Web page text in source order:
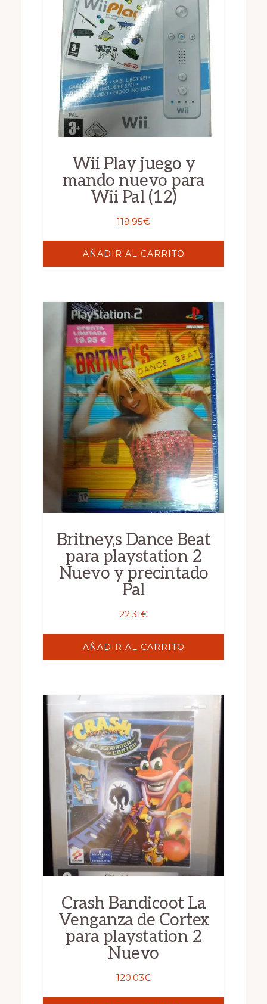
Wii Play juego y
mando nuevo para
Wii Pal (12)
119.95€
AÑADIR AL CARRITO
Britney,s Dance Beat
para playstation 2
Nuevo y precintado
Pal
22.31€
AÑADIR AL CARRITO
Crash Bandicoot La
Venganza de Cortex
para playstation 2
Nuevo
120.03€